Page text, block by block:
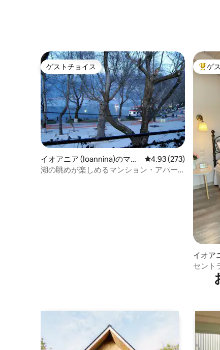
ゲストチョイス
ゲストチョイス
イオアニア (Ioannina)のマン
ション・アパート
レビュー273件、5つ
4.93 (273)
湖の眺めが楽しめるマンション・アパー
大好
ゲ
イオア
セント